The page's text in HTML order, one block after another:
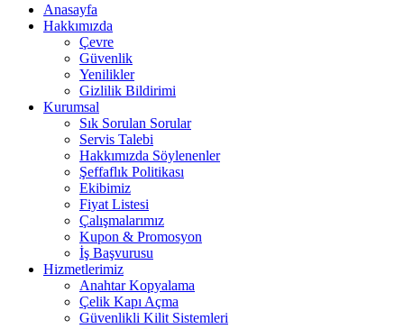
Anasayfa
Hakkımızda
Çevre
Güvenlik
Yenilikler
Gizlilik Bildirimi
Kurumsal
Sık Sorulan Sorular
Servis Talebi
Hakkımızda Söylenenler
Şeffaflık Politikası
Ekibimiz
Fiyat Listesi
Çalışmalarımız
Kupon & Promosyon
İş Başvurusu
Hizmetlerimiz
Anahtar Kopyalama
Çelik Kapı Açma
Güvenlikli Kilit Sistemleri